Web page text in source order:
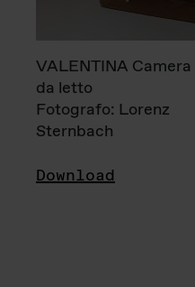
VALENTINA Camera
da letto
Fotografo: Lorenz
Sternbach
Download